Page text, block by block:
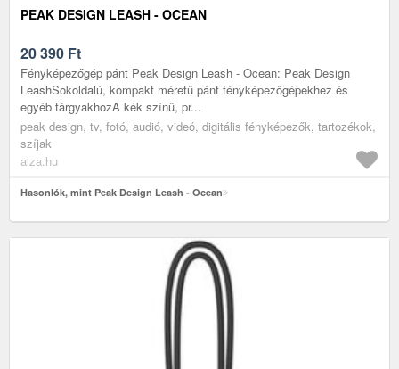
PEAK DESIGN LEASH - OCEAN
20 390 Ft
Fényképezőgép pánt Peak Design Leash - Ocean: Peak Design
LeashSokoldalú, kompakt méretű pánt fényképezőgépekhez és
egyéb tárgyakhozA kék színű, pr...
peak design, tv, fotó, audió, videó, digitális fényképezők, tartozékok,
szíjak
alza.hu
Hasonlók, mint Peak Design Leash - Ocean